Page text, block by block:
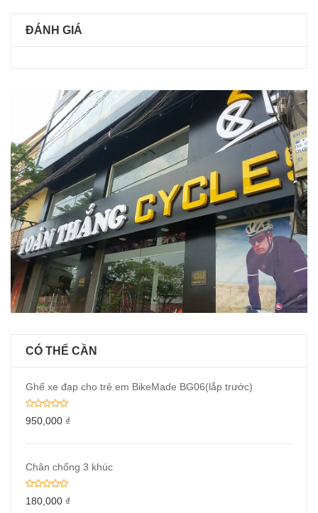
ĐÁNH GIÁ
CÓ THỂ CẦN
Ghế xe đạp cho trẻ em BikeMade BG06(lắp trước)
950,000 ₫
Chân chống 3 khúc
180,000 ₫